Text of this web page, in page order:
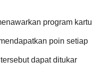
program kartu
poin setiap
dapat ditukar